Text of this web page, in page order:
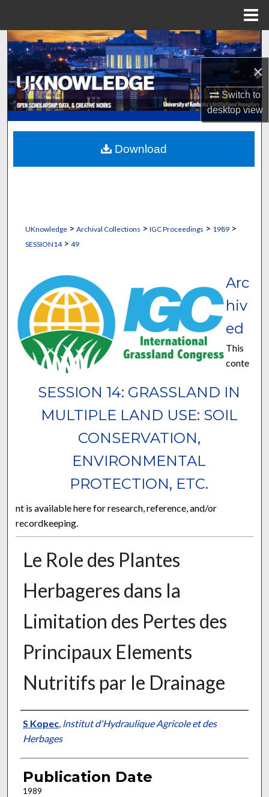
×
Switch to
desktopview
Search
Browse Collections
My Account
About
Digital Commons Network™
UKnowledge> Archival Collections > IGC Proceedings > 1989>
SESSION14> 49
SESSION 14: GRASSLAND IN
MULTIPLE LAND USE: SOIL
CONSERVATION,
ENVIRONMENTAL
PROTECTION, ETC.
Arc
hiv
ed
This
conte
nt is available here for research, reference, and/or
recordkeeping.
Le Role des Plantes
Herbageres dans la
Limitation des Pertes des
Principaux Elements
Nutritifs par le Drainage
Presenter Information
S Kopec, lnstitut d'Hydraulique Agricole et des
Herbages
Publication Date
1989
Download